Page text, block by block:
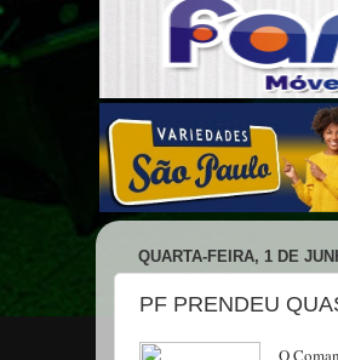
QUARTA-FEIRA, 1 DE
PF PRENDEU
O